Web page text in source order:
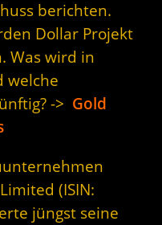
berichten.
Dollar Projekt
Was wird in
welche
-> Gold
(ISIN:
jüngst seine